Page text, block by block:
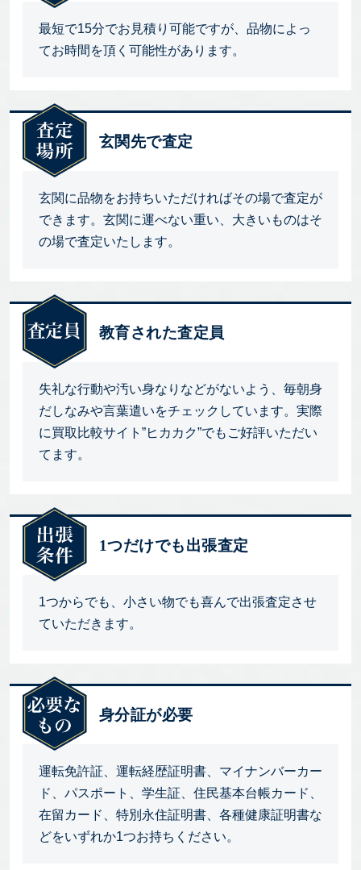
最短で15分でお見積り可能ですが、品物によっ
てお時間を頂く可能性があります。
玄関先で査定
玄関に品物をお持ちいただければその場で査定が
できます。玄関に運べない重い、大きいものはそ
の場で査定いたします。
教育された査定員
失礼な行動や汚い身なりなどがないよう、毎朝身
だしなみや言葉遣いをチェックしています。実際
に買取比較サイト”ヒカカク”でもご好評いただい
てます。
1つだけでも出張査定
1つからでも、小さい物でも喜んで出張査定させ
ていただきます。
身分証が必要
運転免許証、運転経歴証明書、マイナンバーカー
ド、パスポート、学生証、住民基本台帳カード、
在留カード、特別永住証明書、各種健康証明書な
どをいずれか1つお持ちください。